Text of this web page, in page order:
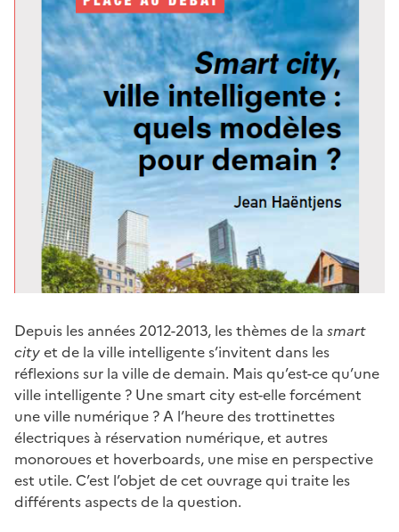
Depuis les années 2012-2013, les thèmes de la smart
cityet de la ville intelligente s’invitent dans les
réflexions sur la ville de demain. Mais qu’est-ce qu’une
ville intelligente ? Une smart city est-elle forcément
une ville numérique ? A l’heure des trottinettes
électriques à réservation numérique, et autres
monoroues et hoverboards, une mise en perspective
est utile. C’est l’objet de cet ouvrage qui traite les
différents aspects de la question.